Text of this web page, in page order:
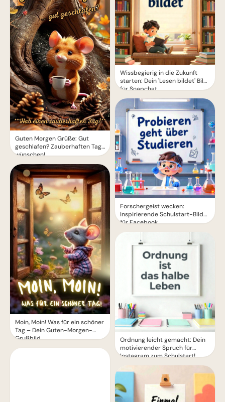
Guten Morgen Grüße: Gut
geschlafen? Zauberhaften Tag
wünschen!
Moin, Moin! Was für ein schöner
Tag – Dein Guten-Morgen-
Grußbild
Wissbegierig in die Zukunft
starten: Dein 'Lesen bildet' Bild
für Snapchat
Forschergeist wecken:
Inspirierende Schulstart-Bilder
für Facebook
Ordnung leicht gemacht: Dein
motivierender Spruch für
Instagram zum Schulstart!